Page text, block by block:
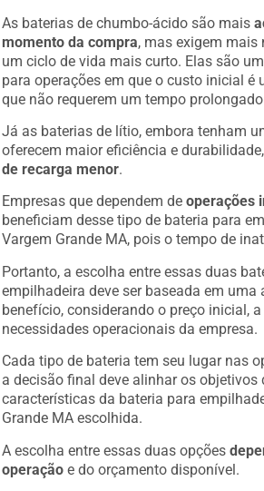
As baterias de chumbo-ácido são mais
momento da compra, mas exigem mais
um ciclo de vida mais curto. Elas são
para operações em que o custo inicial é
que não requerem um tempo
Já as baterias de lítio, embora tenham
oferecem maior eficiência e
de recarga menor.
Empresas que dependem deoperações
beneficiam desse tipo de bateria para
Vargem Grande MA, pois o tempo de
Portanto, a escolha entre essas duas
empilhadeira deve ser baseada em uma
benefício, considerando o preço inicial,
necessidades operacionais da empresa.
Cada tipo de bateria tem seu lugar nas
a decisão final deve alinhar os objetivos
características da bateria para
Grande MA escolhida.
A escolha entre essas duas opções
operação e do orçamento disponível.